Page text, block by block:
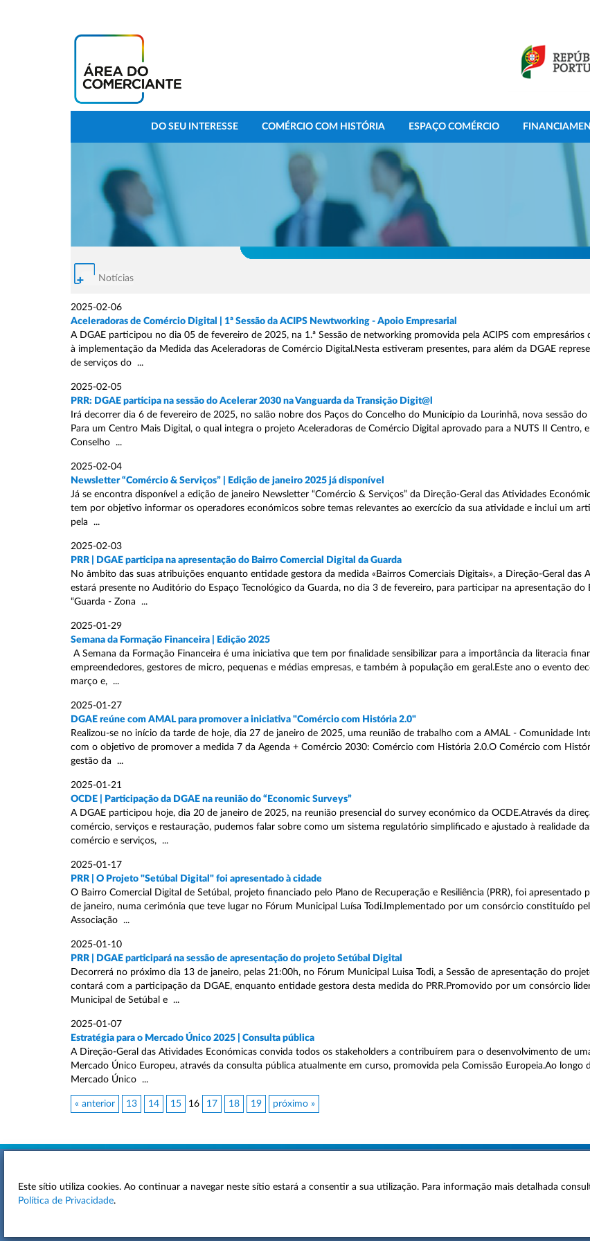
DO SEU INTERESSE COMÉRCIO COM HISTÓRIA ESPAÇO COMÉRCIO
Notícias
2025-02-06
Aceleradoras de Comércio Digital | 1ª Sessão da ACIPS Newtworking - Apoio Empresarial
A DGAE participou no dia 05 de fevereiro de 2025, na 1.ª Sessão de networking promovida pela ACIPS com
à implementação da Medida das Aceleradoras de Comércio Digital.Nesta estiveram presentes, para além da DGAE
de serviços do ...
2025-02-05
PRR: DGAE participa na sessão do Acelerar 2030 na Vanguarda da Transição Digit@l
Irá decorrer dia 6 de fevereiro de 2025, no salão nobre dos Paços do Concelho do Município da Lourinhã, nova sessão
Para um Centro Mais Digital, o qual integra o projeto Aceleradoras de Comércio Digital aprovado para a NUTS II Centro,
Conselho ...
2025-02-04
Newsletter “Comércio & Serviços” | Edição de janeiro 2025 já disponível
Já se encontra disponível a edição de janeiro Newsletter “Comércio & Serviços” da Direção-Geral das Atividades
tem por objetivo informar os operadores económicos sobre temas relevantes ao exercício da sua atividade e inclui um
pela ...
2025-02-03
PRR | DGAE participa na apresentação do Bairro Comercial Digital da Guarda
No âmbito das suas atribuições enquanto entidade gestora da medida «Bairros Comerciais Digitais», a Direção-Geral das
estará presente no Auditório do Espaço Tecnológico da Guarda, no dia 3 de fevereiro, para participar na apresentação do
“Guarda - Zona ...
2025-01-29
Semana da Formação Financeira | Edição 2025
A Semana da Formação Financeira é uma iniciativa que tem por finalidade sensibilizar para a importância da literacia
empreendedores, gestores de micro, pequenas e médias empresas, e também à população em geral.Este ano o evento
março e, ...
2025-01-27
DGAE reúne com AMAL para promover a iniciativa "Comércio com História 2.0"
Realizou-se no início da tarde de hoje, dia 27 de janeiro de 2025, uma reunião de trabalho com a AMAL - Comunidade
com o objetivo de promover a medida 7 da Agenda + Comércio 2030: Comércio com História 2.0.O Comércio com
gestão da ...
2025-01-21
OCDE | Participação da DGAE na reunião do “Economic Surveys”
A DGAE participou hoje, dia 20 de janeiro de 2025, na reunião presencial do survey económico da OCDE.Através da
comércio, serviços e restauração, pudemos falar sobre como um sistema regulatório simplificado e ajustado à realidade
comércio e serviços, ...
2025-01-17
PRR | O Projeto "Setúbal Digital" foi apresentado à cidade
O Bairro Comercial Digital de Setúbal, projeto financiado pelo Plano de Recuperação e Resiliência (PRR), foi apresentado
de janeiro, numa cerimónia que teve lugar no Fórum Municipal Luísa Todi.Implementado por um consórcio constituído
Associação ...
2025-01-10
PRR | DGAE participará na sessão de apresentação do projeto Setúbal Digital
Decorrerá no próximo dia 13 de janeiro, pelas 21:00h, no Fórum Municipal Luisa Todi, a Sessão de apresentação do
contará com a participação da DGAE, enquanto entidade gestora desta medida do PRR.Promovido por um consórcio
Municipal de Setúbal e ...
2025-01-07
Estratégia para o Mercado Único 2025 | Consulta pública
A Direção-Geral das Atividades Económicas convida todos os stakeholders a contribuírem para o desenvolvimento de
Mercado Único Europeu, através da consulta pública atualmente em curso, promovida pela Comissão Europeia.Ao longo
Mercado Único ...
« anterior 13 14 15 16 17 18 19 próximo »
ACESSIBILIDADE
Este sítio utiliza cookies. Ao continuar a navegar neste sítio estará a consentir a sua utilização. Para informação mais detalhada
Política de Privacidade.